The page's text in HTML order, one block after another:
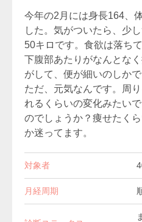
今年の2月には身長164、
した。気がついたら、少
50キロです。食欲は落ちて
下腹部あたりがなんとな
がして、便が細いのしかで
ただ、元気なんです。周
れるくらいの変化みたい
のでしょうか？痩せたく
か迷ってます。
対象者
月経周期